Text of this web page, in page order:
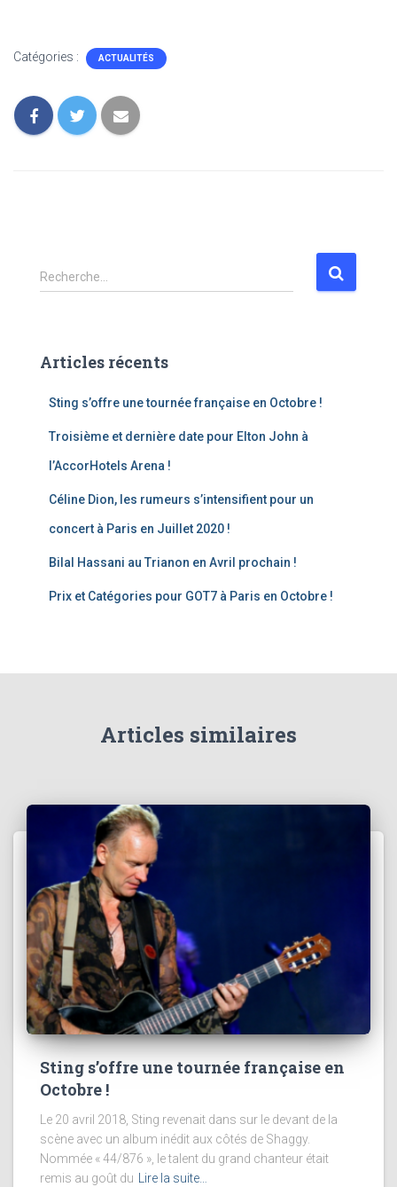
Catégories : ACTUALITÉS
Recherche…
Articles récents
Sting s’offre une tournée française en Octobre !
Troisième et dernière date pour Elton John à
l’AccorHotels Arena !
Céline Dion, les rumeurs s’intensifient pour un
concert à Paris en Juillet 2020 !
Bilal Hassani au Trianon en Avril prochain !
Prix et Catégories pour GOT7 à Paris en Octobre !
Articles similaires
Sting s’offre une tournée française en
Octobre !
Le 20 avril 2018, Sting revenait dans sur le devant de la
scène avec un album inédit aux côtés de Shaggy.
Nommée « 44/876 », le talent du grand chanteur était
remis au goût du
Lire la suite…